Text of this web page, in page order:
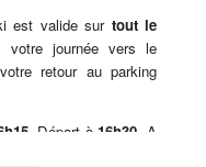
est valide surtout le
votre journée vers le
retour au parking
. Départ à16h30 . A